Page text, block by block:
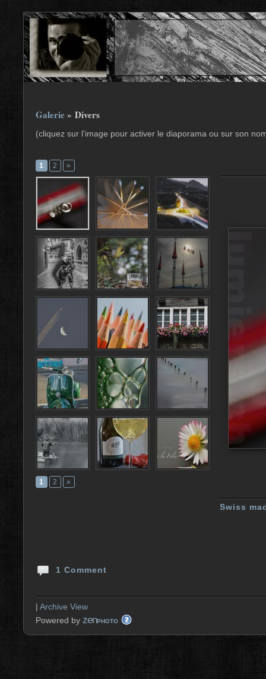
Galerie» Divers
(cliquez sur l'image pour activer le diaporama ou sur son
Swiss
1 2 »
1 2 »
1 Comment
| Archive View
Powered by zenPHOTO